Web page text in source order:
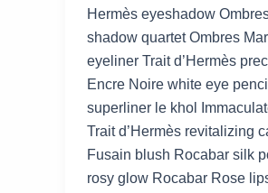
Hermès eyeshadow
shadow quartet Ombres
eyeliner Trait d’Hermès
Encre Noire white eye
superliner le khol
Trait d’Hermès revitalizing
Fusain blush Rocabar silk
rosy glow Rocabar Rose